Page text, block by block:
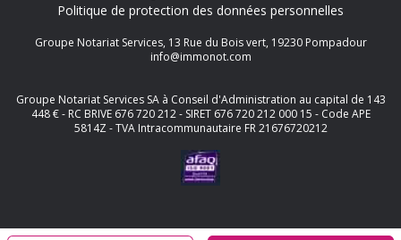
Politique de protection des données personnelles
Groupe Notariat Services, 13 Rue du Bois vert, 19230 Pompadour
info@immonot.com
Groupe Notariat Services SA à Conseil d'Administration au capital de 143
448 € - RC BRIVE 676 720 212 - SIRET 676 720 212 000 15 - Code APE
5814Z - TVA Intracommunautaire FR 21676720212